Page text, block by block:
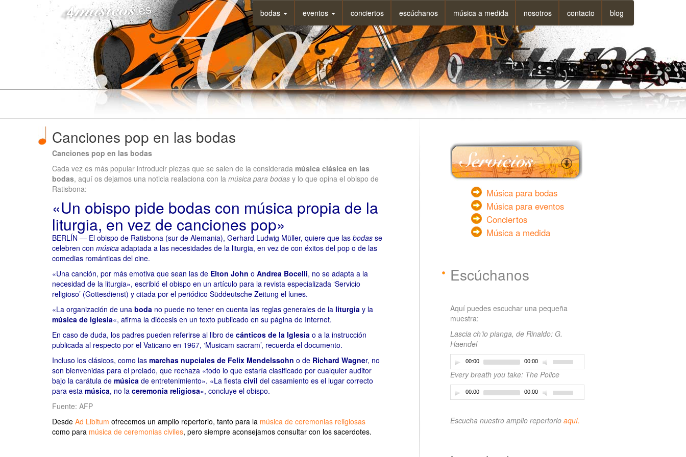
4musicos.es
bodas eventos conciertos escúchanos música a medida nosotros contacto blog
Canciones pop en las bodas
Canciones pop en las bodas
Cada vez es más popular introducir piezas que se salen de la considerada música clásica en las
bodas, aquí os dejamos una noticia realaciona con la música para bodas y lo que opina el obispo de
Ratisbona:
«Un obispo pide bodas con música propia de la
liturgia, en vez de canciones pop»
BERLÍN — El obispo de Ratisbona (sur de Alemania), Gerhard Ludwig Müller, quiere que las bodas se
celebren con música adaptada a las necesidades de la liturgia, en vez de con éxitos del pop o de las
comedias románticas del cine.
«Una canción, por más emotiva que sean las de Elton John o Andrea Bocelli, no se adapta a la
necesidad de la liturgia», escribió el obispo en un artículo para la revista especializada ‘Servicio
religioso’ (Gottesdienst) y citada por el periódico Süddeutsche Zeitung el lunes.
«La organización de una boda no puede no tener en cuenta las reglas generales de la liturgia y la
música de iglesia«, afirma la diócesis en un texto publicado en su página de Internet.
En caso de duda, los padres pueden referirse al libro de cánticos de la Iglesia o a la instrucción
publicada al respecto por el Vaticano en 1967, ‘Musicam sacram’, recuerda el documento.
Incluso los clásicos, como las marchas nupciales de Felix Mendelssohn o de Richard Wagner, no
son bienvenidas para el prelado, que rechaza «todo lo que estaría clasificado por cualquier auditor
bajo la carátula de música de entretenimiento». «La fiesta civil del casamiento es el lugar correcto
para esta música, no la ceremonia religiosa«, concluye el obispo.
Fuente: AFP
Desde Ad Libitum ofrecemos un amplio repertorio, tanto para la música de ceremonias religiosas
como para música de ceremonias civiles, pero siempre aconsejamos consultar con los sacerdotes.
Música para bodas
Música para eventos
Conciertos
Música a medida
Escúchanos
Aquí puedes escuchar una pequeña
muestra:
Lascia ch’io pianga, de Rinaldo: G.
Haendel
00:00 00:00
Every breath you take: The Police
00:00 00:00
Escucha nuestro amplio repertorio aquí.